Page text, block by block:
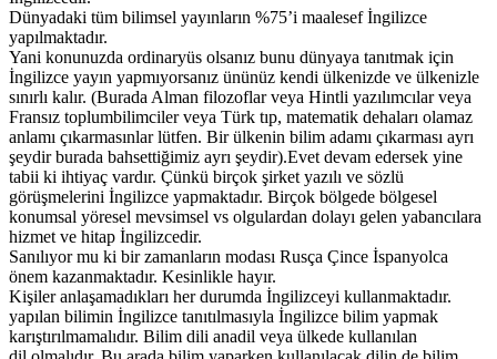
Dünyadaki tüm bilimsel yayınların %75’i maalesef İngilizce
yapılmaktadır.
Yani konunuzda ordinaryüs olsanız bunu dünyaya tanıtmak için
İngilizce yayın yapmıyorsanız ününüz kendi ülkenizde ve ülkenizle
sınırlı kalır. (Burada Alman filozoflar veya Hintli yazılımcılar veya
Fransız toplumbilimciler veya Türk tıp, matematik dehaları olamaz
anlamı çıkarmasınlar lütfen. Bir ülkenin bilim adamı çıkarması ayrı
şeydir burada bahsettiğimiz ayrı şeydir).Evet devam edersek yine
tabii ki ihtiyaç vardır. Çünkü birçok şirket yazılı ve sözlü
görüşmelerini İngilizce yapmaktadır. Birçok bölgede bölgesel
konumsal yöresel mevsimsel vs olgulardan dolayı gelen yabancılara
hizmet ve hitap İngilizcedir.
Sanılıyor mu ki bir zamanların modası Rusça Çince İspanyolca
önem kazanmaktadır. Kesinlikle hayır.
Kişiler anlaşamadıkları her durumda İngilizceyi kullanmaktadır.
yapılan bilimin İngilizce tanıtılmasıyla İngilizce bilim yapmak
karıştırılmamalıdır. Bilim dili anadil veya ülkede kullanılan